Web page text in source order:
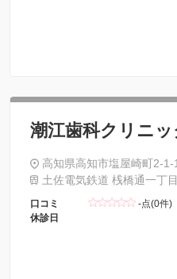
潮江歯科クリニッ
高知県高知市塩屋崎町2-1-1
土佐電気鉄道 桟橋通一丁
口コミ
-点(0件)
休診日